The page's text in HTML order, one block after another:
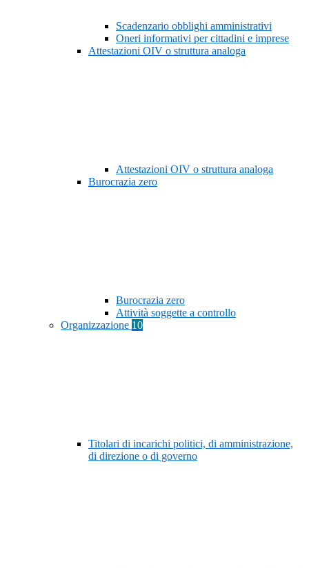
Scadenzario obblighi amministrativi
Oneri informativi per cittadini e imprese
Attestazioni OIV o struttura analoga
Attestazioni OIV o struttura analoga
Burocrazia zero
Burocrazia zero
Attività soggette a controllo
Organizzazione 10
Titolari di incarichi politici, di amministrazione,
di direzione o di governo